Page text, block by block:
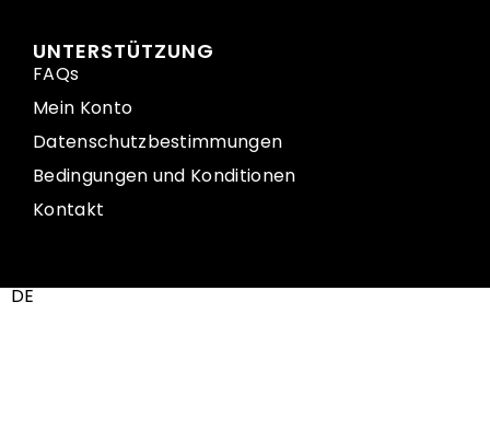
UNTERSTÜTZUNG
FAQs
Mein Konto
Datenschutzbestimmungen
Bedingungen und Konditionen
Kontakt
DE